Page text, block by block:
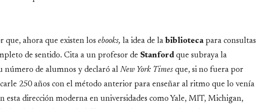
ahora que existen los ebooks, la idea de la biblioteca para consultas
de sentido. Cita a un profesor de Stanford que subraya la
número de alumnos y declaró al New York Times que, si no fuera por
250 años con el método anterior para enseñar al ritmo que lo venía
esta dirección moderna en universidades como Yale, MIT, Michigan,